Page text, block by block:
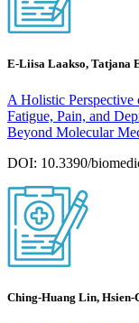
E-Liisa Laakso, Tatjana
A Holistic
Fatigue, Pain, and
Beyond Molecular
DOI: 10.3390/
Ching-Huang Lin, Hsien-